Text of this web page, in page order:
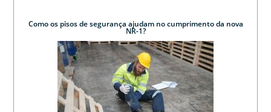
Como os pisos de segurança ajudam no cumprimento da nova
NR-1?